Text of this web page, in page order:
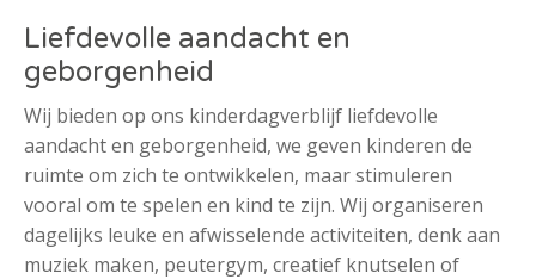
Liefdevolle aandacht en
geborgenheid
Wij bieden op ons kinderdagverblijf liefdevolle
aandacht en geborgenheid, we geven kinderen de
ruimte om zich te ontwikkelen, maar stimuleren
vooral om te spelen en kind te zijn. Wij organiseren
dagelijks leuke en afwisselende activiteiten, denk aan
muziek maken, peutergym, creatief knutselen of